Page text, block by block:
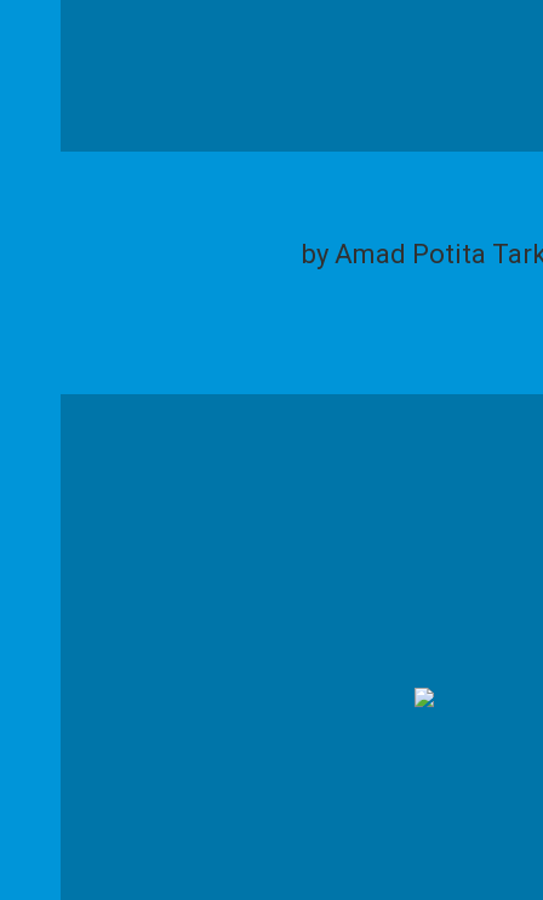
by Amad Potita